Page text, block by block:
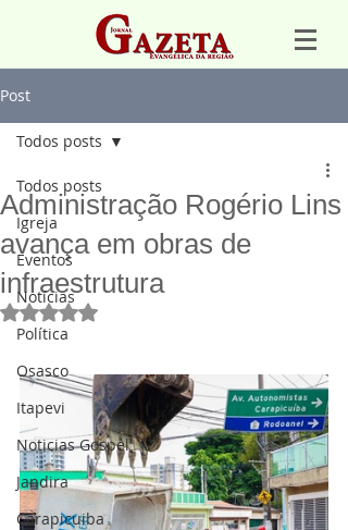
Post
Todos posts
Igreja
Eventos
Notícias
Política
Osasco
Itapevi
Noticias Gospel
Jandira
Carapicuiba
Todos posts
Administração Rogério Lins
avança em obras de
infraestrutura
Avaliado com NaN de 5 estrelas.